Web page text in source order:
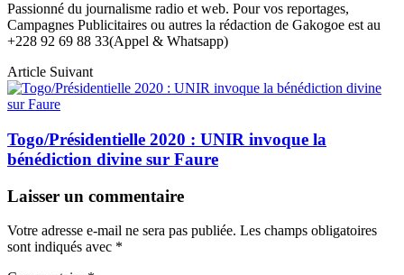
Passionné du journalisme radio et web. Pour vos reportages,
Campagnes Publicitaires ou autres la rédaction de Gakogoe est au
+228 92 69 88 33(Appel & Whatsapp)
Article Suivant
Togo/Présidentielle 2020 : UNIR invoque la
bénédiction divine sur Faure
Laisser un commentaire
Votre adresse e-mail ne sera pas publiée. Les champs obligatoires
sont indiqués avec *